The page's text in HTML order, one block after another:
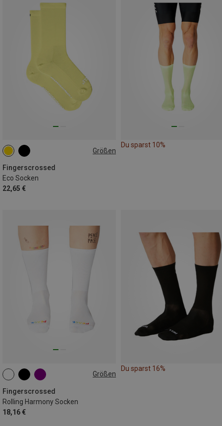
Größen
Fingerscrossed
Eco Socken
22,65 €
35|36|37|38
Du sparst 10%
Größen
Fingerscrossed
Rolling Harmony Socken
18,16 €
35|36|37|38
43|44|45|46
Du sparst 16%